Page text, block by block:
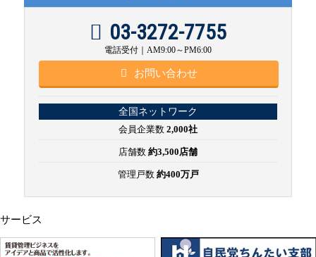
03-3272-7755
電話受付｜AM9:00～PM6:00
お問い合わせ
全国ネットワーク
会員企業数 2,000社
店舗数 約3,500店舗
管理戸数 約400万戸
サービス